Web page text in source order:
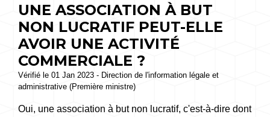
UNE ASSOCIATION À BUT
NON LUCRATIF PEUT-ELLE
AVOIR UNE ACTIVITÉ
COMMERCIALE ?
Vérifié le 01 Jan 2023 - Direction de l'information légale et
administrative (Première ministre)
Oui, une association à but non lucratif, c'est-à-dire dont